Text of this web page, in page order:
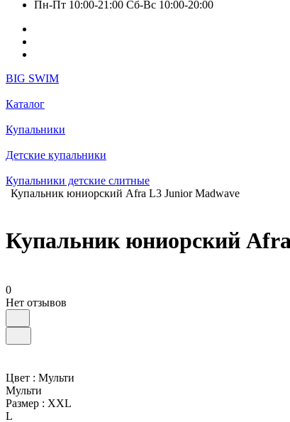
Пн-Пт 10:00-21:00 Сб-Вс 10:00-20:00
BIG SWIM
Каталог
Купальники
Детские купальники
Купальники детские слитные
Купальник юниорский Afra L3 Junior Madwave
Купальник юниорский
0
Нет отзывов
Цвет : Мульти
Мульти
Размер : XXL
L